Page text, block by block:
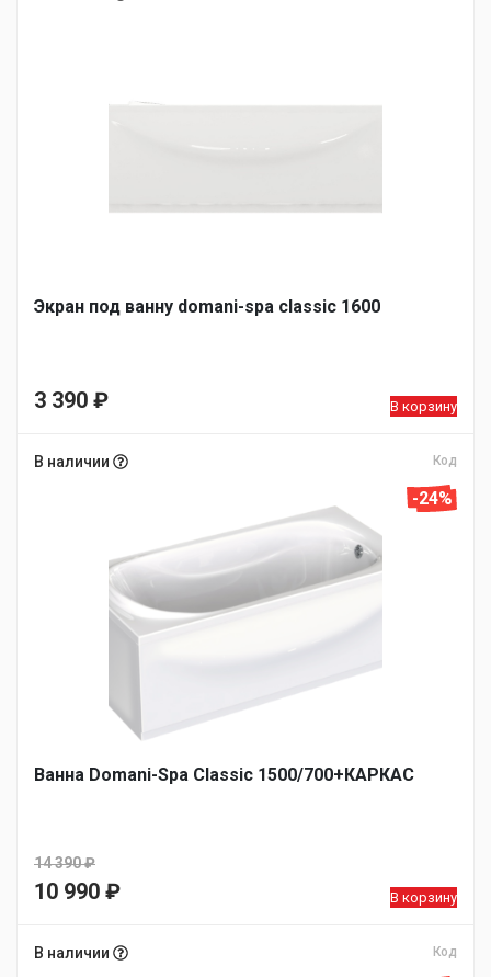
Экран под ванну domani-spa classic 1600
3 390 ₽ В корзину
В наличии Код
-24%
Ванна Domani-Spa Classic 1500/700+КАРКАС
14 390₽
Первоначальная
составляла
10 990 ₽
цена:
В корзину
В наличии Код